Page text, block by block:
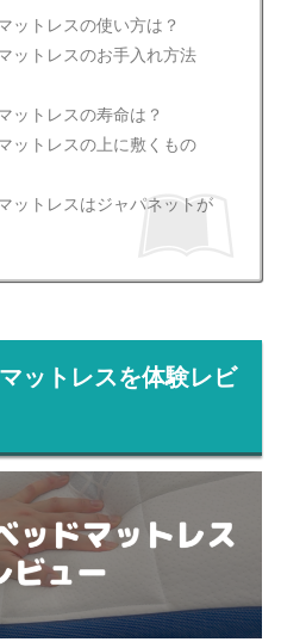
ットレスの使い方は？
ットレスのお手入れ方法
ットレスの寿命は？
ットレスの上に敷くもの
ットレスはジャパネットが
ットレスを体験レビ